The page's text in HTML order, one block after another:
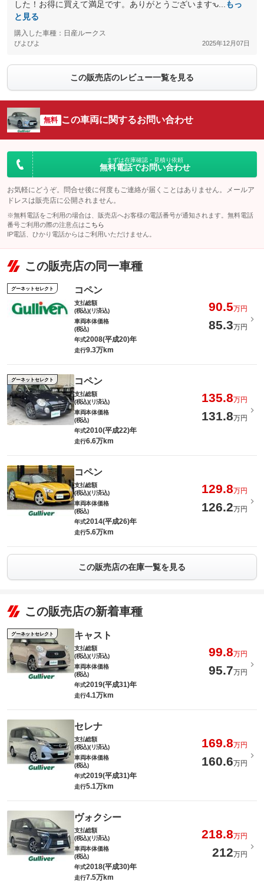
した！お得に買えて満足です。ありがとうございますԅ...
もっ
と見る
購入した車種：日産ルークス
ぴよぴよ 2025年12月07日
この販売店のレビュー一覧を見る
無料 この車両に関するお問い合わせ
まずは在庫確認・見積り依頼
無料電話でお問い合わせ
お気軽にどうぞ。問合せ後に何度もご連絡が届くことはありません。メールア
ドレスは販売店に公開されません。
※無料電話をご利用の場合は、販売店へお客様の電話番号が通知されます。無料電話
番号ご利用の際の注意点は こちら
IP電話、ひかり電話からはご利用いただけません。
この販売店の同一車種
グーネットセレクト コペン
支払総額
(税込)(リ済込)
90.5万円
車両本体価格
(税込)
85.3万円
年式2008(平成20)年
走行9.3万km
グーネットセレクト コペン
支払総額
(税込)(リ済込)
135.8万円
車両本体価格
(税込)
131.8万円
年式2010(平成22)年
走行6.6万km
コペン
支払総額
(税込)(リ済込)
129.8万円
車両本体価格
(税込)
126.2万円
年式2014(平成26)年
走行5.6万km
この販売店の在庫一覧を見る
この販売店の新着車種
グーネットセレクト キャスト
支払総額
(税込)(リ済込)
99.8万円
車両本体価格
(税込)
95.7万円
年式2019(平成31)年
走行4.1万km
セレナ
支払総額
(税込)(リ済込)
169.8万円
車両本体価格
(税込)
160.6万円
年式2019(平成31)年
走行5.1万km
ヴォクシー
支払総額
(税込)(リ済込)
218.8万円
車両本体価格
(税込)
212万円
年式2018(平成30)年
走行7.5万km